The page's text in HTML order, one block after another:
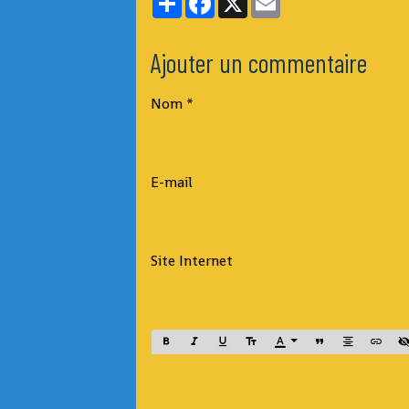
Ajouter un commentaire
Nom
E-mail
Site Internet